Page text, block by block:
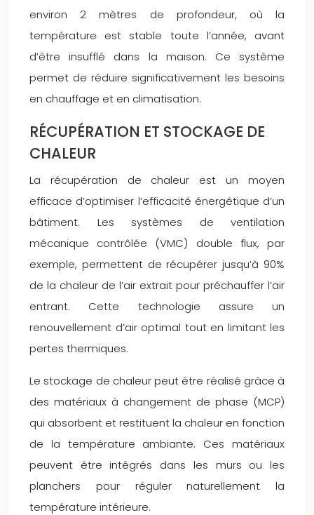
environ 2 mètres de profondeur, où la
température est stable toute l’année, avant
d’être insufflé dans la maison. Ce système
permet de réduire significativement les besoins
en chauffage et en climatisation.
RÉCUPÉRATION ET STOCKAGE DE
CHALEUR
La récupération de chaleur est un moyen
efficace d’optimiser l’efficacité énergétique d’un
bâtiment. Les systèmes de ventilation
mécanique contrôlée (VMC) double flux, par
exemple, permettent de récupérer jusqu’à 90%
de la chaleur de l’air extrait pour préchauffer l’air
entrant. Cette technologie assure un
renouvellement d’air optimal tout en limitant les
pertes thermiques.
Le stockage de chaleur peut être réalisé grâce à
des matériaux à changement de phase (MCP)
qui absorbent et restituent la chaleur en fonction
de la température ambiante. Ces matériaux
peuvent être intégrés dans les murs ou les
planchers pour réguler naturellement la
température intérieure.